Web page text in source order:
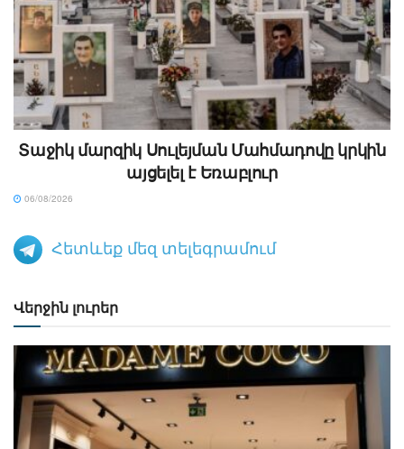
Տաջիկ մարզիկ Սուլեյման Մահմադովը կրկին
այցելել է Եռաբլուր
06/08/2026
Հետևեք մեզ տելեգրամում
Վերջին լուրեր